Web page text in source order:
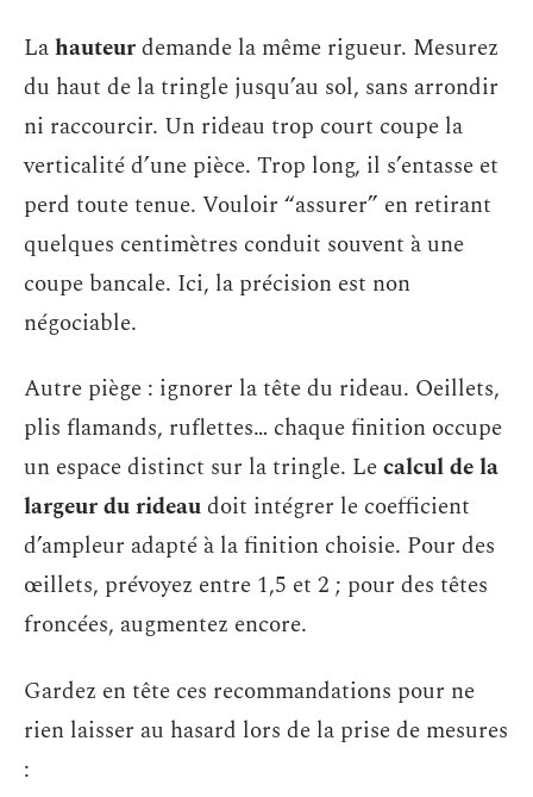
Lahauteurdemande la même rigueur. Mesurez
du haut de la tringle jusqu’au sol, sans arrondir
ni raccourcir. Un rideau trop court coupe la
verticalité d’une pièce. Trop long, il s’entasse et
perd toute tenue. Vouloir “assurer” en retirant
quelques centimètres conduit souvent à une
coupe bancale. Ici, la précision est non
négociable.
Autre piège : ignorer la tête du rideau. Oeillets,
plis flamands, ruflettes… chaque finition occupe
un espace distinct sur la tringle. Lecalcul de la
largeur du rideaudoit intégrer le coefficient
d’ampleur adapté à la finition choisie. Pour des
œillets, prévoyez entre 1,5 et 2 ; pour des têtes
froncées, augmentez encore.
Gardez en tête ces recommandations pour ne
rien laisser au hasard lors de la prise de mesures
: